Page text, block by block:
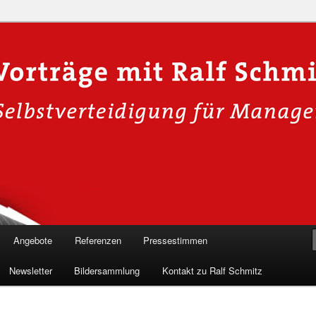
für Hackervorträge &
in die Welt der Cybersicherheit mit Ralf Schmitz. Erleben Sie Live-
& schützen Sie sich effektiv.
Angebote Referenzen Pressestimmen
Newsletter Bildersammlung Kontakt zu Ralf Schmitz